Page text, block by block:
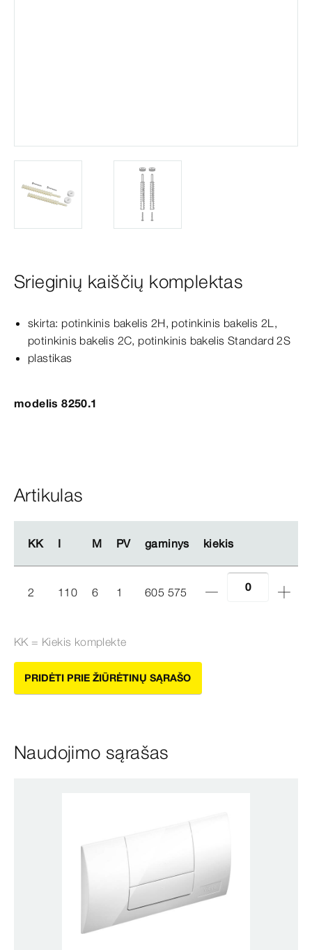
Srieginių kaiščių komplektas
skirta: potinkinis bakelis 2H, potinkinis bakelis 2L,
potinkinis bakelis 2C, potinkinis bakelis Standard 2S
plastikas
modelis 8250.1
Artikulas
KK I M PV gaminys kiekis
KK I M PV gaminys kiekis
2 110 6 1 605 575
KK = Kiekis komplekte
PRIDĖTI PRIE ŽIŪRĖTINŲ SĄRAŠO
Naudojimo sąrašas